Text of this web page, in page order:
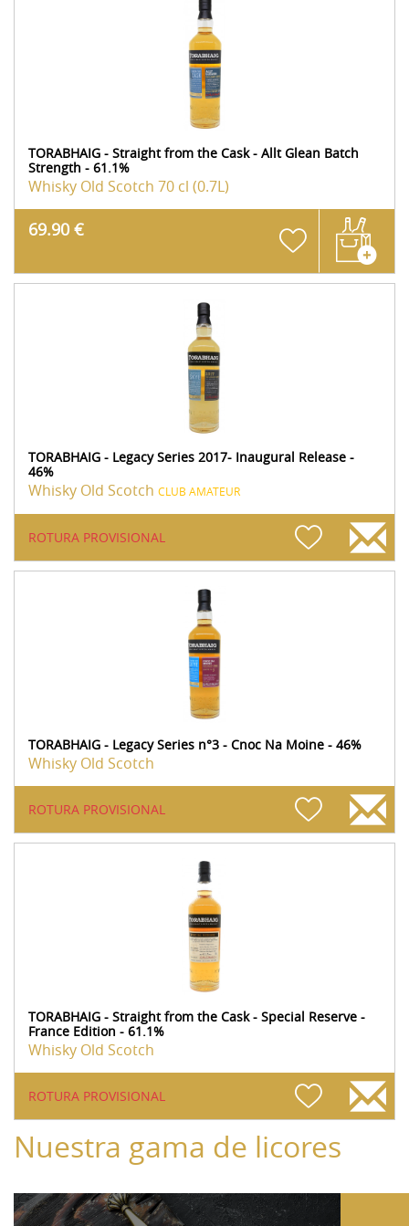
TORABHAIG - Straight from the Cask - Allt Glean Batch
Strength - 61.1%
Whisky Old Scotch 70 cl (0.7L)
69.90 €
TORABHAIG - Legacy Series 2017- Inaugural Release -
46%
Whisky Old Scotch CLUB AMATEUR
ROTURA PROVISIONAL
TORABHAIG - Legacy Series n°3 - Cnoc Na Moine - 46%
Whisky Old Scotch
ROTURA PROVISIONAL
TORABHAIG - Straight from the Cask - Special Reserve -
France Edition - 61.1%
Whisky Old Scotch
ROTURA PROVISIONAL
Nuestra gama de licores